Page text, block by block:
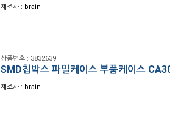
제조사 : brain
상품번호 : 3832639
SMD칩박스 파일케이스 부품케이스
제조사 : brain